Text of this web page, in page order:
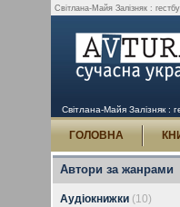
Світлана-Майя Залізняк :
Світлана-Майя Залізняк :
ГОЛОВНА
Автори за жанрами
Аудіокнижки (10)